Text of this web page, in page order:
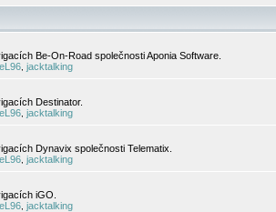
Be-On-Road společnosti Aponia Software.
jacktalking
Destinator.
jacktalking
Dynavix společnosti Telematix.
jacktalking
iGO.
jacktalking